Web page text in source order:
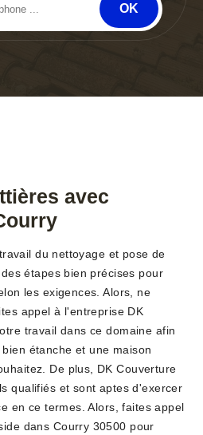
avec
du nettoyage et pose de
étapes bien précises pour
les exigences. Alors, ne
appel à l'entreprise DK
travail dans ce domaine afin
étanche et une maison
De plus, DK Couverture
qualifiés et sont aptes d'exercer
en ce termes. Alors, faites appel
dans Courry 30500 pour